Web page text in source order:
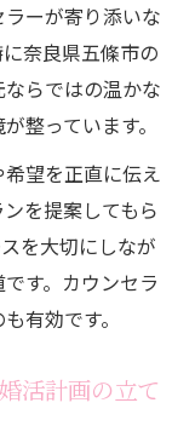
ーが寄り添いな
奈良県五條市の
らではの温かな
整っています。
望を正直に伝え
を提案してもら
を大切にしなが
す。カウンセラ
有効です。
活計画の立て